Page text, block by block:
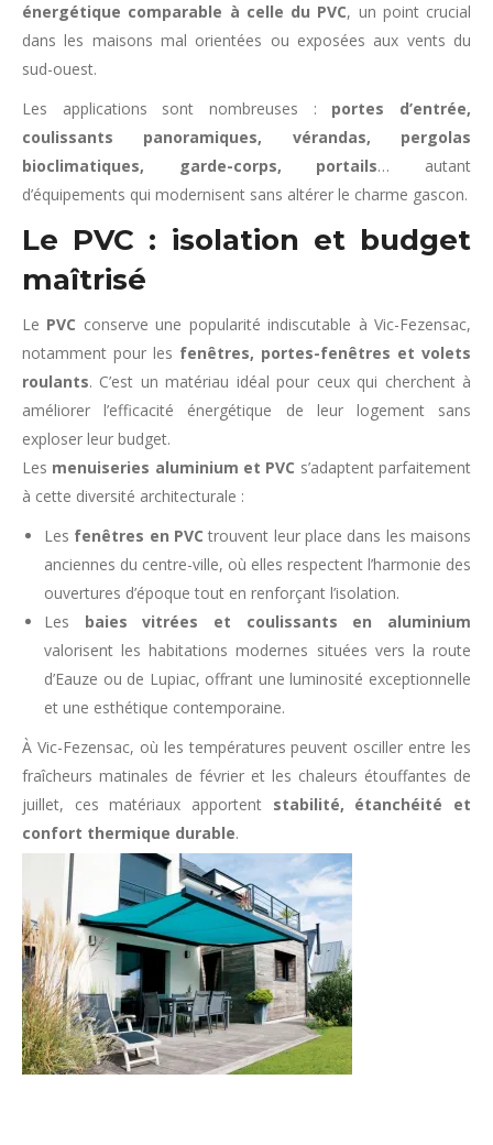
énergétique comparable à celle du PVC, un point crucial
dans les maisons mal orientées ou exposées aux vents du
sud-ouest.
Les applications sont nombreuses : portes d’entrée,
coulissants panoramiques, vérandas, pergolas
bioclimatiques, garde-corps, portails… autant
d’équipements qui modernisent sans altérer le charme gascon.
Le PVC : isolation et budget
maîtrisé
Le PVC conserve une popularité indiscutable à Vic-Fezensac,
notamment pour les fenêtres, portes-fenêtres et volets
roulants. C’est un matériau idéal pour ceux qui cherchent à
améliorer l’efficacité énergétique de leur logement sans
exploser leur budget.
Les menuiseries aluminium et PVC s’adaptent parfaitement
à cette diversité architecturale :
Les fenêtres en PVC trouvent leur place dans les maisons
anciennes du centre-ville, où elles respectent l’harmonie des
ouvertures d’époque tout en renforçant l’isolation.
Les baies vitrées et coulissants en aluminium
valorisent les habitations modernes situées vers la route
d’Eauze ou de Lupiac, offrant une luminosité exceptionnelle
et une esthétique contemporaine.
À Vic-Fezensac, où les températures peuvent osciller entre les
fraîcheurs matinales de février et les chaleurs étouffantes de
juillet, ces matériaux apportent stabilité, étanchéité et
confort thermique durable.